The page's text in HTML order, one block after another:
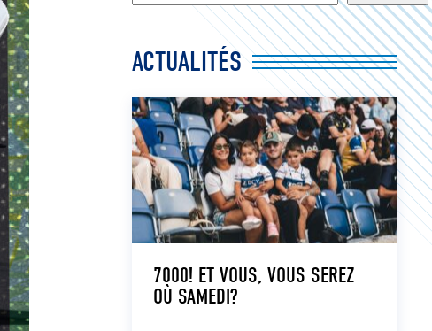
ACTUALITÉS
7000! ET VOUS, VOUS SEREZ
OÙ SAMEDI?